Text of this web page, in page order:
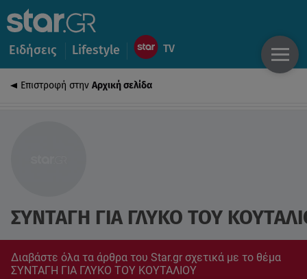
Ειδήσεις Lifestyle
Επιστροφή στην Αρχική σελίδα
ΣΥΝΤΑΓΗ ΓΙΑ ΓΛΥΚΟ ΤΟΥ
Διαβάστε όλα τα άρθρα του Star.gr σχετικά με το θέμα
ΣΥΝΤΑΓΗ ΓΙΑ ΓΛΥΚΟ ΤΟΥ ΚΟΥΤΑΛΙΟΥ